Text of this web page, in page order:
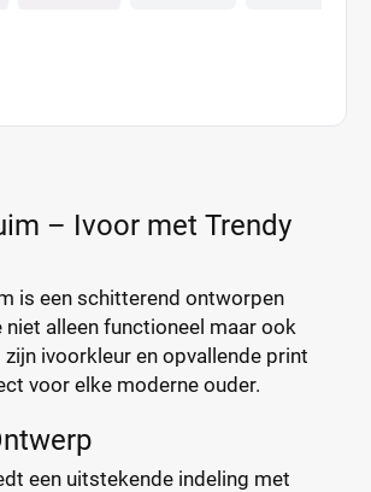
– Ivoor met Trendy
is een schitterend ontworpen
alleen functioneel maar ook
ivoorkleur en opvallende print
voor elke moderne ouder.
een uitstekende indeling met